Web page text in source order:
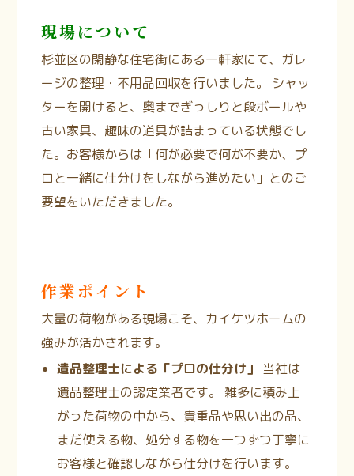
現場について
杉並区の閑静な住宅街にある一軒家にて、ガレ
ージの整理・不用品回収を行いました。 シャッ
ターを開けると、奥までぎっしりと段ボールや
古い家具、趣味の道具が詰まっている状態でし
た。お客様からは「何が必要で何が不要か、プ
ロと一緒に仕分けをしながら進めたい」とのご
要望をいただきました。
作業ポイント
大量の荷物がある現場こそ、カイケツホームの
強みが活かされます。
遺品整理士による「プロの仕分け」 当社は
遺品整理士の認定業者です。 雑多に積み上
がった荷物の中から、貴重品や思い出の品、
まだ使える物、処分する物を一つずつ丁寧に
お客様と確認しながら仕分けを行います。